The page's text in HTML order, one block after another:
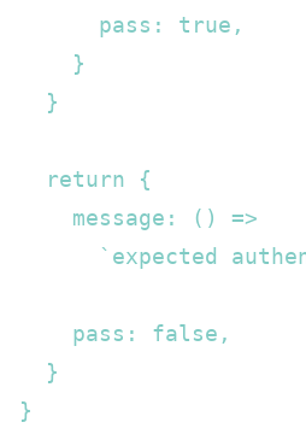
      pass: true,
    }
  }
  return {
    message: () =>
`expected
    pass: false,
  }
}